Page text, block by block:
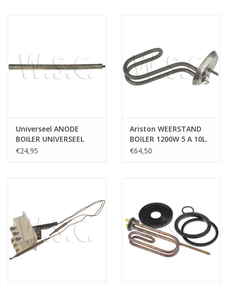
Universeel ANODE
BOILER UNIVERSEEL
400MM
€24,95
Ariston WEERSTAND
BOILER 1200W 5 A 10L.
GEBOGEN
€64,50